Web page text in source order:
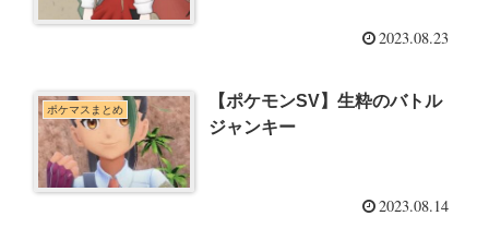
2023.08.23
ポケマスまとめ
【ポケモンSV】生粋のバトル
ジャンキー
2023.08.14